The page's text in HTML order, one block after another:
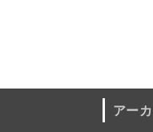
アー